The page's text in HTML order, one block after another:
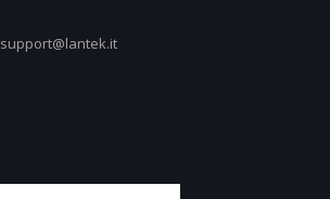
support@lantek.it